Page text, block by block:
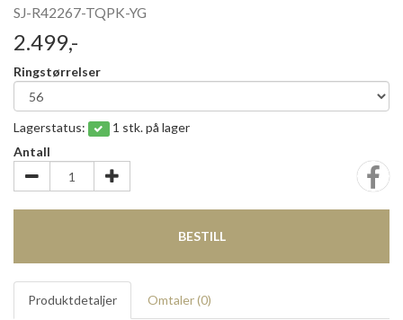
SJ-R42267-TQPK-YG
2.499,-
Ringstørrelser
Lagerstatus:
1 stk. på lager
Antall
BESTILL
Produktdetaljer Omtaler (0)